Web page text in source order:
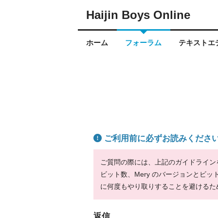
Haijin Boys Online
ホーム フォーラム テキストエ
ご利用前に必ずお読みくださ
ご質問の際には、上記のガイドライ
ビット数、Mery のバージョンとビッ
に何度もやり取りすることを避ける